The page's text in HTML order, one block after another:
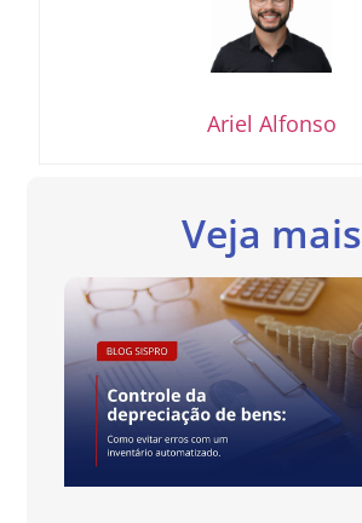
Ariel Alfonso
Veja mais